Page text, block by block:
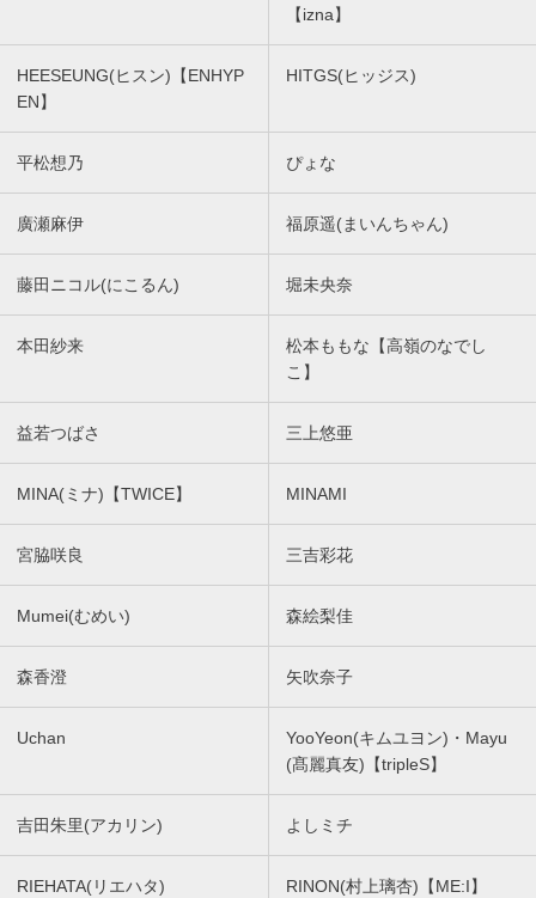
【izna】
HEESEUNG(ヒスン)【ENHYP
EN】
HITGS(ヒッジス)
平松想乃 ぴょな
廣瀬麻伊 福原遥(まいんちゃん)
藤田ニコル(にこるん) 堀未央奈
本田紗来
松本ももな【高嶺のなでし
こ】
益若つばさ 三上悠亜
MINA(ミナ)【TWICE】 MINAMI
宮脇咲良 三吉彩花
Mumei(むめい) 森絵梨佳
森香澄 矢吹奈子
Uchan
YooYeon(キムユヨン)・Mayu
(髙麗真友)【tripleS】
吉田朱里(アカリン) よしミチ
RIEHATA(リエハタ) RINON(村上璃杏)【ME:I】